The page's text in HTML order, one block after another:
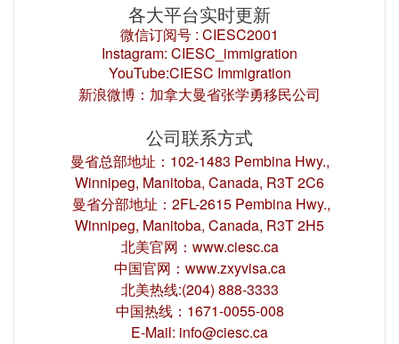
各大平台实时更新
微信订阅号 : CIESC2001
Instagram: CIESC_immigration
YouTube:CIESC Immigration
新浪微博：加拿大曼省张学勇移民公司
公司联系方式
曼省总部地址：102-1483 Pembina Hwy.,
Winnipeg, Manitoba, Canada, R3T 2C6
曼省分部地址：2FL-2615 Pembina Hwy.,
Winnipeg, Manitoba, Canada, R3T 2H5
北美官网：www.ciesc.ca
中国官网：www.zxyvisa.ca
北美热线:(204) 888-3333
中国热线：1671-0055-008
E-Mail: info@ciesc.ca